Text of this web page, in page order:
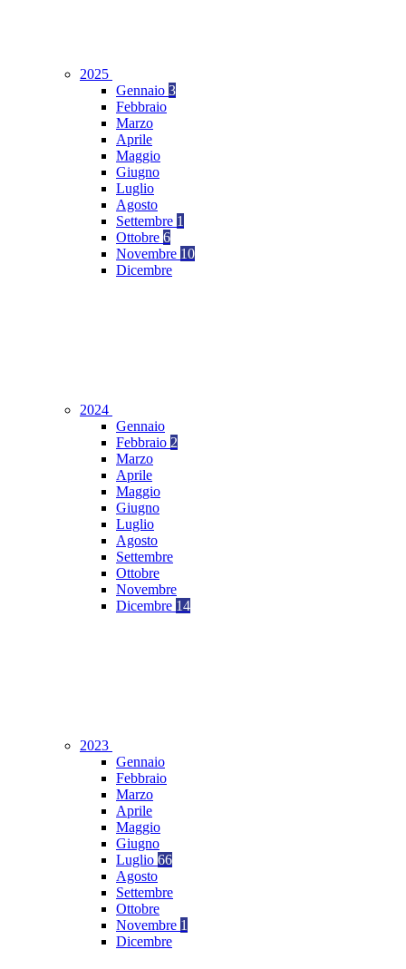
2025
Gennaio 3
Febbraio
Marzo
Aprile
Maggio
Giugno
Luglio
Agosto
Settembre 1
Ottobre 6
Novembre 10
Dicembre
2024
Gennaio
Febbraio 2
Marzo
Aprile
Maggio
Giugno
Luglio
Agosto
Settembre
Ottobre
Novembre
Dicembre 14
2023
Gennaio
Febbraio
Marzo
Aprile
Maggio
Giugno
Luglio 66
Agosto
Settembre
Ottobre
Novembre 1
Dicembre